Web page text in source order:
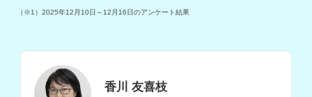
（※1） 2025年12月10日～12月16日のアンケート結果
香川 友喜枝